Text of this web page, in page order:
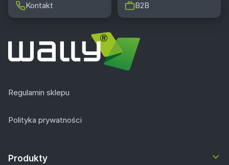
Kontakt B2B
Regulamin sklepu
Polityka prywatności
Produkty